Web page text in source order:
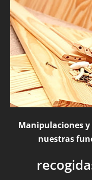
Manipulaciones
nuestras